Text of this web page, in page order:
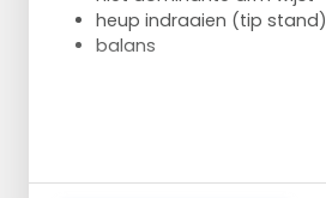
heup indraaien (tip stand)
balans